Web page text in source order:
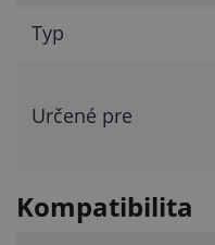
Typ
Určené pre
Kompatibilita